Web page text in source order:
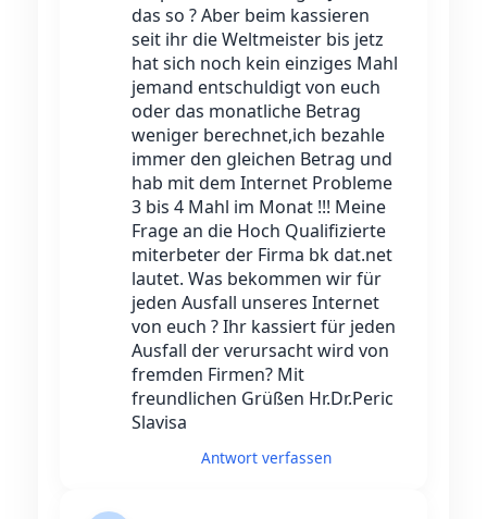
das so ? Aber beim kassieren
seit ihr die Weltmeister bis jetz
hat sich noch kein einziges Mahl
jemand entschuldigt von euch
oder das monatliche Betrag
weniger berechnet,ich bezahle
immer den gleichen Betrag und
hab mit dem Internet Probleme
3 bis 4 Mahl im Monat !!! Meine
Frage an die Hoch Qualifizierte
miterbeter der Firma bk dat.net
lautet. Was bekommen wir für
jeden Ausfall unseres Internet
von euch ? Ihr kassiert für jeden
Ausfall der verursacht wird von
fremden Firmen? Mit
freundlichen Grüßen Hr.Dr.Peric
Slavisa
Antwort verfassen